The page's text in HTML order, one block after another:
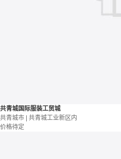
共青城国际服装工贸城
共青城市 | 共青城工业新区内
价格待定